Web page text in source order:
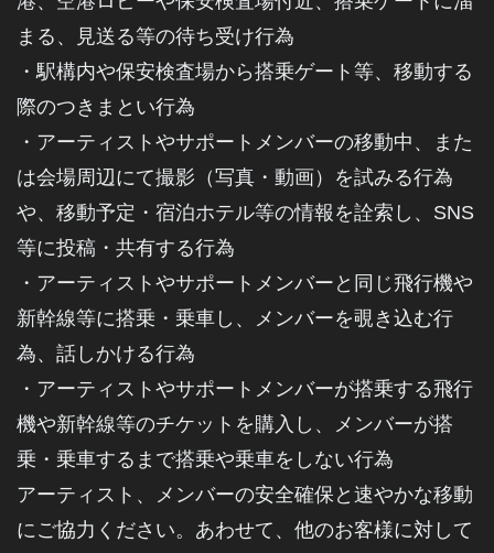
まる、見送る等の待ち受け行為
・駅構内や保安検査場から搭乗ゲート等、移動する
際のつきまとい行為
・アーティストやサポートメンバーの移動中、また
は会場周辺にて撮影（写真・動画）を試みる行為
や、移動予定・宿泊ホテル等の情報を詮索し、SNS
等に投稿・共有する行為
・アーティストやサポートメンバーと同じ飛行機や
新幹線等に搭乗・乗車し、メンバーを覗き込む行
為、話しかける行為
・アーティストやサポートメンバーが搭乗する飛行
機や新幹線等のチケットを購入し、メンバーが搭
乗・乗車するまで搭乗や乗車をしない行為
アーティスト、メンバーの安全確保と速やかな移動
にご協力ください。あわせて、他のお客様に対して